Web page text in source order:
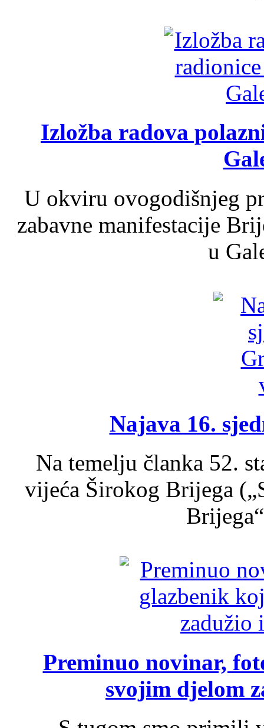
Izložba radova
U okviru ovogodišnjeg
zabavne manifestacije
u
Najava 16.
Na temelju članka 52.
vijeća Širokog Brijega
Preminuo novinar,
svojim djelom